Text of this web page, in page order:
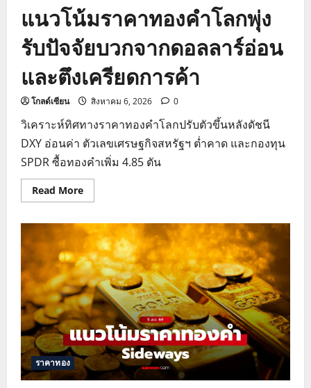
แนวโน้มราคาทองคำโลกพุ่ง
รับปัจจัยบวกจากดอลลาร์อ่อน
และตึงเครียดการค้า
โกลด์เซียน สิงหาคม 6, 2026 0
วิเคราะห์ทิศทางราคาทองคำโลกปรับตัวขึ้นหลังดัชนี
DXY อ่อนค่า ตัวเลขเศรษฐกิจสหรัฐฯ ต่ำคาด และกองทุน
SPDR ซื้อทองคำเพิ่ม 4.85 ตัน
Read MoreRead
more
โน้ม
ราคา
ทองคำ
โลก
พุ่ง
รับ
ปัจจัย
บวก
จาก
ดอลลาร์
อ่อน
และ
ตึงเครียด
การ
ค้า
ราคาทอง